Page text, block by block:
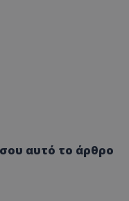
αυτό το άρθρο